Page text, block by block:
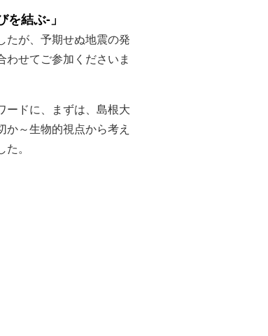
結ぶ‐」
たが、予期せぬ地震の発
せてご参加くださいま
ードに、まずは、島根大
～生物的視点から考え
。